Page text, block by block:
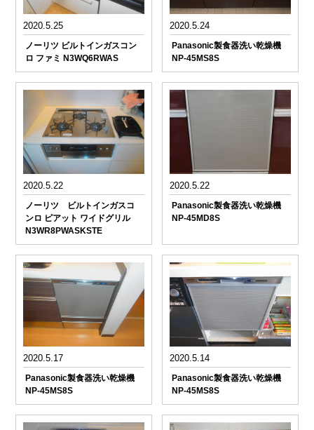
2020.5.25
ノーリツ ビルトインガスコン
ロ ファミ N3WQ6RWAS
2020.5.24
Panasonic製食器洗い乾燥機
NP-45MS8S
2020.5.22
ノーリツ ビルトインガスコ
ンロ ピアット ワイドグリル
N3WR8PWASKSTE
2020.5.22
Panasonic製食器洗い乾燥機
NP-45MD8S
2020.5.17
Panasonic製食器洗い乾燥機
NP-45MS8S
2020.5.14
Panasonic製食器洗い乾燥機
NP-45MS8S